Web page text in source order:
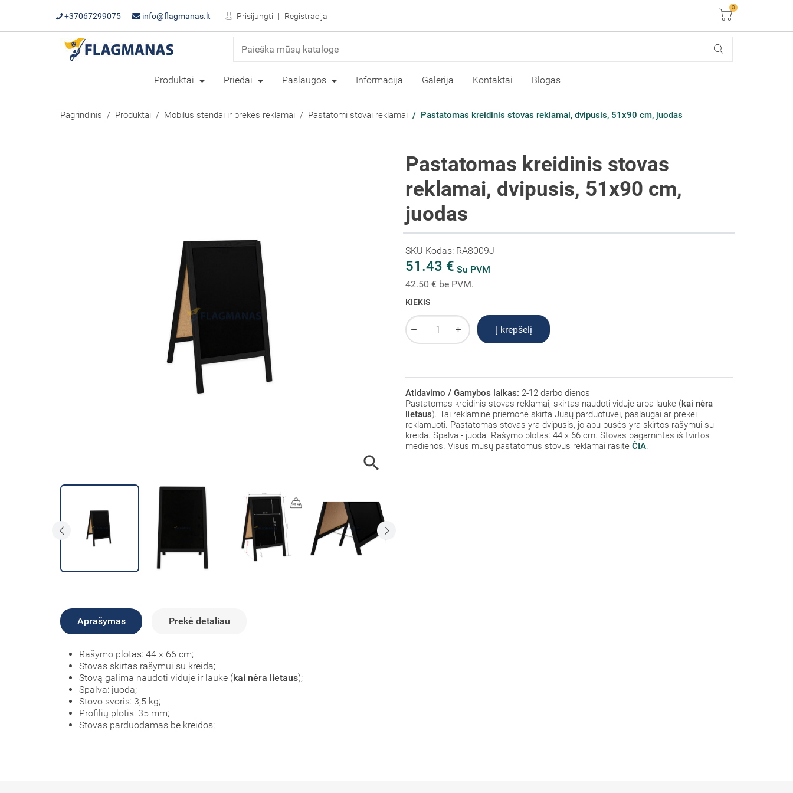
+37067299075 info@flagmanas.lt Prisijungti Registracija Krepšelis
0
Produktai Priedai Paslaugos Informacija Galerija Kontaktai Blogas
Pagrindinis Produktai Mobilūs stendai ir prekės reklamai Pastatomi stovai reklamai Pastatomas kreidinis stovas reklamai, dvipusis, 51x90 cm, juodas

Pastatomas kreidinis stovas
reklamai, dvipusis, 51x90 cm,
juodas
SKU Kodas: RA8009J
51.43 € Su PVM
42.50 € be PVM.
KIEKIS
Į krepšelį
Atidavimo / Gamybos laikas: 2-12 darbo dienos
Pastatomas kreidinis stovas reklamai, skirtas naudoti viduje arba lauke (kai nėra
lietaus). Tai reklaminė priemonė skirta Jūsų parduotuvei, paslaugai ar prekei
reklamuoti. Pastatomas stovas yra dvipusis, jo abu pusės yra skirtos rašymui su
kreida. Spalva - juoda. Rašymo plotas: 44 x 66 cm. Stovas pagamintas iš tvirtos
medienos. Visus mūsų pastatomus stovus reklamai rasite ČIA
Aprašymas Prekė detaliau
Rašymo plotas: 44 x 66 cm;
Stovas skirtas rašymui su kreida;
Stovą galima naudoti viduje ir lauke (kai nėra lietaus);
Spalva: juoda;
Stovo svoris: 3,5 kg;
Profilių plotis: 35 mm;
Stovas parduodamas be kreidos;